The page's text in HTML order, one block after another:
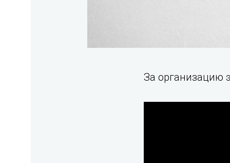
За организацию